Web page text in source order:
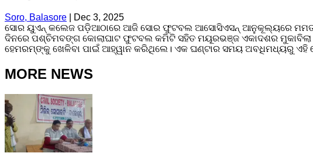
Soro, Balasore
Dec 3, 2025
ସୋର ୟୁଏନ୍ କଲେଜ ପଡ଼ିଆଠାରେ ଆଜି ସୋର ଫୁଟବଲ ଆସୋସିଏସନ୍ ଆନୁକୂଲ୍ୟରେ
ଦିନରେ ପଶ୍ଚିମବଙ୍ଗ କୋଲାଘାଟ ଫୁଟବଲ କମିଟି ସହିତ ମୟୂରଭଞ୍ଜ ଏକାଦଶର
ହେମରମ୍‌ଙ୍କୁ ଖେଳିବା ପାଇଁ ଆହ୍ୱାନ କରିଥିଲେ। ଏକ ଘଣ୍ଟାର ସମୟ ଅବଧିମଧ୍ୟରୁ
MORE NEWS